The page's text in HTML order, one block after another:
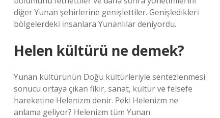
diğer Yunan şehirlerine genişlettiler. Genişledikleri
bölgelerdeki insanlara Yunanlılar deniyordu.
Helen kültürü ne demek?
Yunan kültürünün Doğu kültürleriyle sentezlenmesi
sonucu ortaya çıkan fikir, sanat, kültür ve felsefe
hareketine Helenizm denir. Peki Helenizm ne
anlama geliyor? Helenizm tüm Yunan